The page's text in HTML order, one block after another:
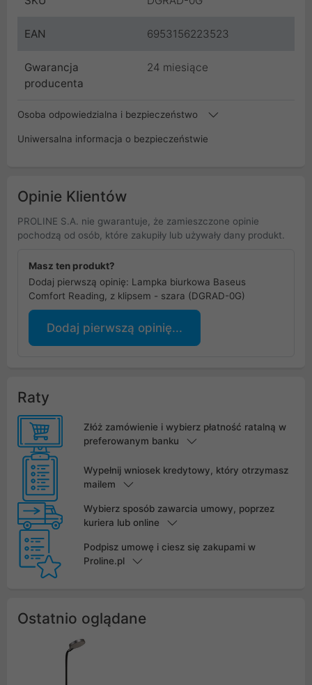
EAN 6953156223523
Gwarancja
producenta
24 miesiące
Osoba odpowiedzialna i bezpieczeństwo
Uniwersalna informacja o bezpieczeństwie
Opinie Klientów
PROLINE S.A. nie gwarantuje, że zamieszczone opinie
pochodzą od osób, które zakupiły lub używały dany produkt.
Masz ten produkt?
Dodaj pierwszą opinię: Lampka biurkowa Baseus
Comfort Reading, z klipsem - szara (DGRAD-0G)
Dodaj pierwszą opinię...
Raty
Złóż zamówienie i wybierz płatność ratalną w
preferowanym banku
Wypełnij wniosek kredytowy, który otrzymasz
mailem
Wybierz sposób zawarcia umowy, poprzez
kuriera lub online
Podpisz umowę i ciesz się zakupami w
Proline.pl
Ostatnio oglądane